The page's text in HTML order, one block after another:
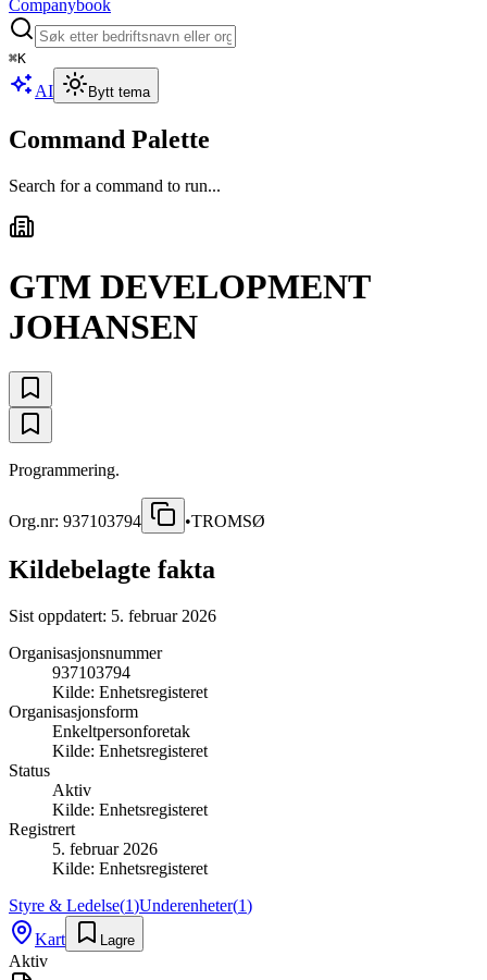
Companybook
⌘K
AI Bytt tema
Command Palette
Search for a command to run...
GTM DEVELOPMENT
JOHANSEN
Programmering.
Org.nr: 937103794 •TROMSØ
Kildebelagte fakta
Sist oppdatert: 5. februar 2026
Organisasjonsnummer
937103794
Kilde: Enhetsregisteret
Organisasjonsform
Enkeltpersonforetak
Kilde: Enhetsregisteret
Status
Aktiv
Kilde: Enhetsregisteret
Registrert
5. februar 2026
Kilde: Enhetsregisteret
Styre & Ledelse(1)Underenheter(1)
Kart
Lagre
Aktiv